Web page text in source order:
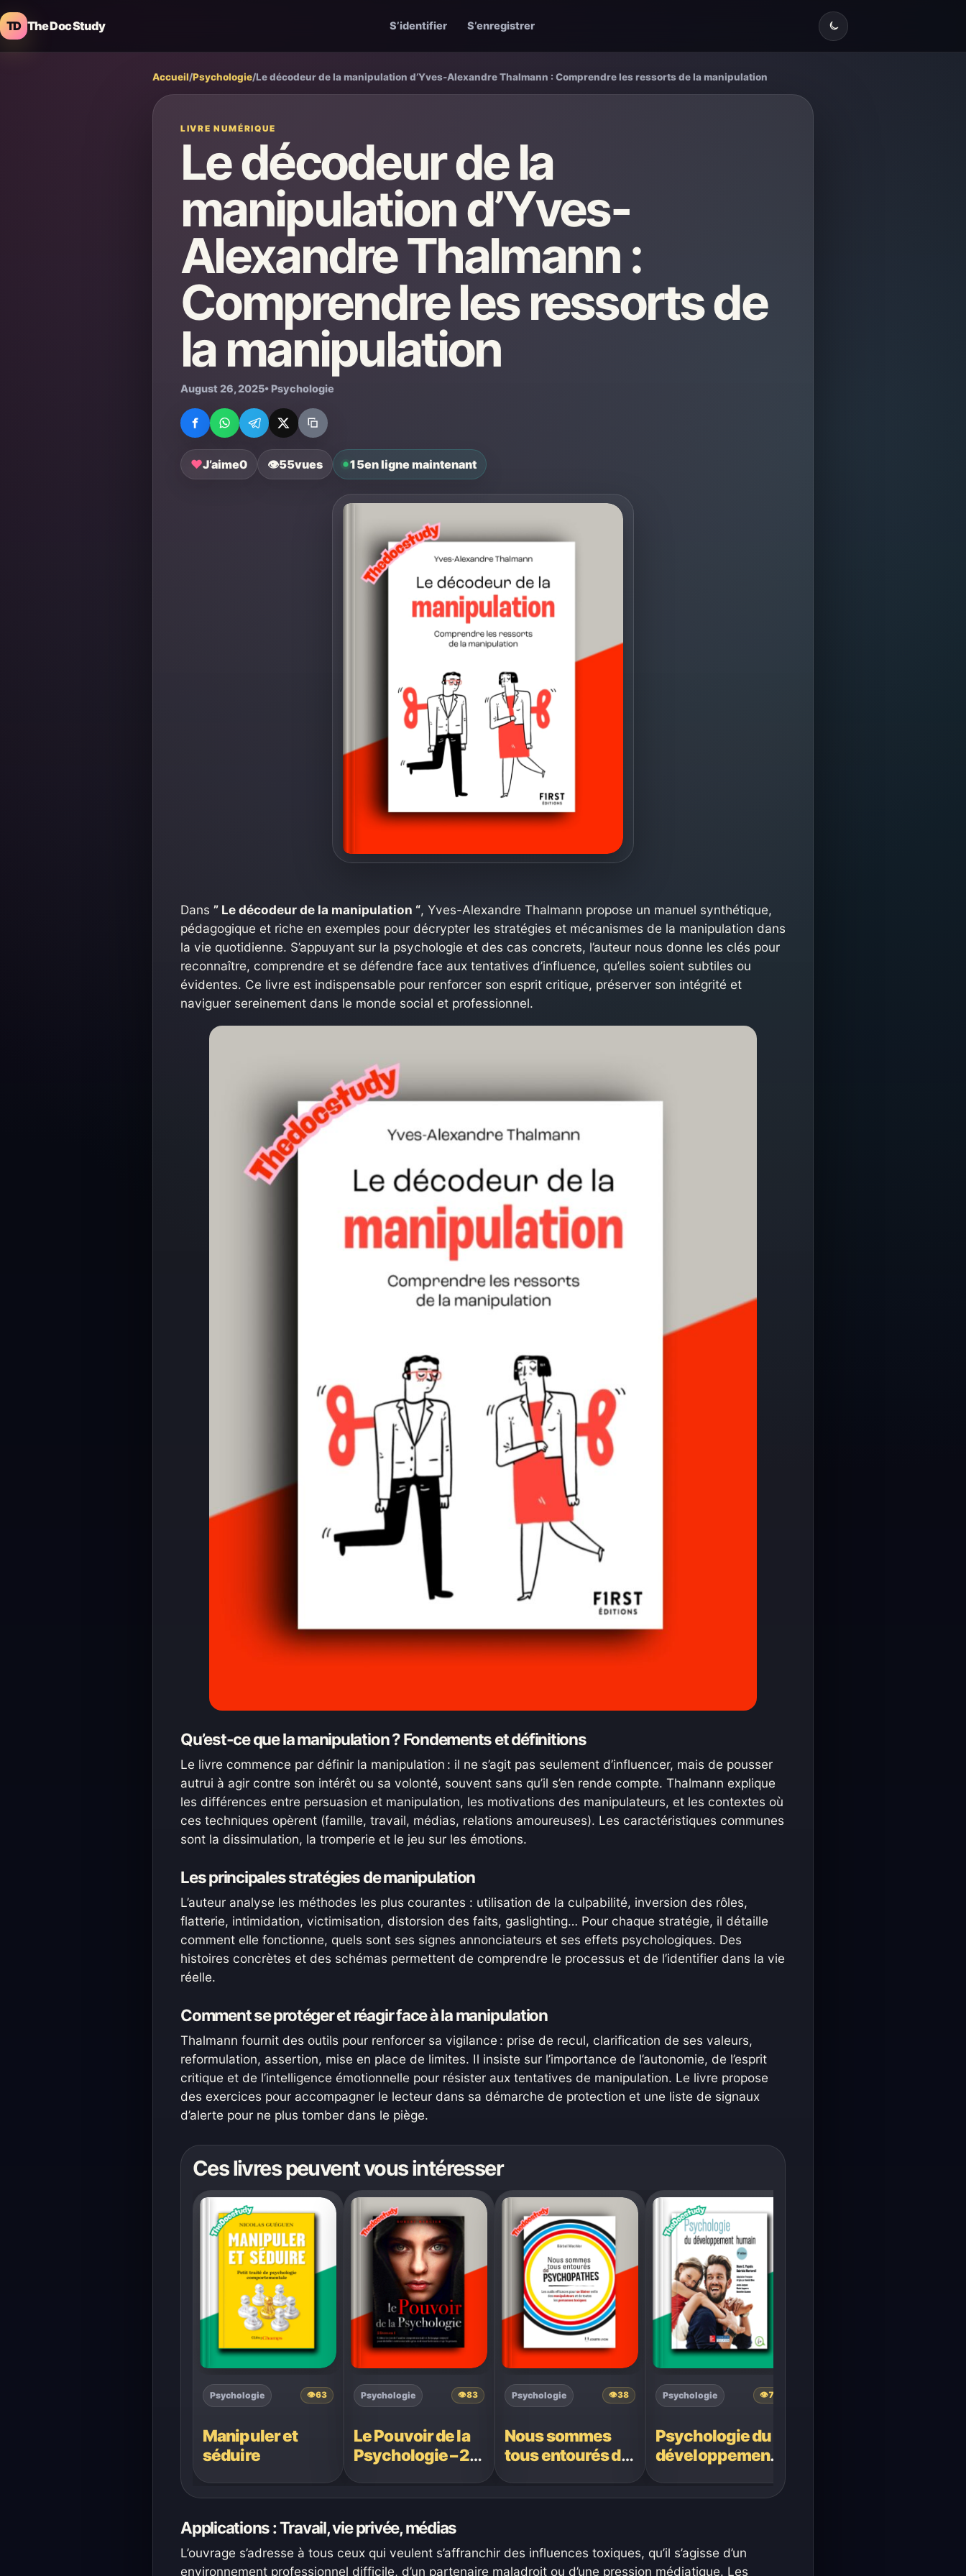
TD The Doc Study S’identifier S’enregistrer
Accueil/Psychologie/Le décodeur de la manipulation d’Yves-Alexandre Thalmann : Comprendre les ressorts de la manipulation
LIVRE NUMÉRIQUE
Le décodeur de la
manipulation d’Yves-
Alexandre Thalmann :
Comprendre les ressorts de
la manipulation
August 26, 2025• Psychologie
♥J’aime0 👁55vues 15en ligne maintenant
Dans ” Le décodeur de la manipulation “, Yves-Alexandre Thalmann propose un manuel synthétique,
pédagogique et riche en exemples pour décrypter les stratégies et mécanismes de la manipulation dans
la vie quotidienne. S’appuyant sur la psychologie et des cas concrets, l’auteur nous donne les clés pour
reconnaître, comprendre et se défendre face aux tentatives d’influence, qu’elles soient subtiles ou
évidentes. Ce livre est indispensable pour renforcer son esprit critique, préserver son intégrité et
naviguer sereinement dans le monde social et professionnel.
Qu’est-ce que la manipulation ? Fondements et définitions
Le livre commence par définir la manipulation : il ne s’agit pas seulement d’influencer, mais de pousser
autrui à agir contre son intérêt ou sa volonté, souvent sans qu’il s’en rende compte. Thalmann explique
les différences entre persuasion et manipulation, les motivations des manipulateurs, et les contextes où
ces techniques opèrent (famille, travail, médias, relations amoureuses). Les caractéristiques communes
sont la dissimulation, la tromperie et le jeu sur les émotions.
Les principales stratégies de manipulation
L’auteur analyse les méthodes les plus courantes : utilisation de la culpabilité, inversion des rôles,
flatterie, intimidation, victimisation, distorsion des faits, gaslighting… Pour chaque stratégie, il détaille
comment elle fonctionne, quels sont ses signes annonciateurs et ses effets psychologiques. Des
histoires concrètes et des schémas permettent de comprendre le processus et de l’identifier dans la vie
réelle.
Comment se protéger et réagir face à la manipulation
Thalmann fournit des outils pour renforcer sa vigilance : prise de recul, clarification de ses valeurs,
reformulation, assertion, mise en place de limites. Il insiste sur l’importance de l’autonomie, de l’esprit
critique et de l’intelligence émotionnelle pour résister aux tentatives de manipulation. Le livre propose
des exercices pour accompagner le lecteur dans sa démarche de protection et une liste de signaux
d’alerte pour ne plus tomber dans le piège.
Ces livres peuvent vous intéresser
Psychologie 👁63
Manipuler et
séduire
Psychologie 👁83
Le Pouvoir de la
Psychologie – 2
Psychologie 👁38
Nous sommes
tous entourés de
Bärbel Mechler
Psychologie 👁70
Psychologie du
développement
Papalia &
Applications : Travail, vie privée, médias
L’ouvrage s’adresse à tous ceux qui veulent s’affranchir des influences toxiques, qu’il s’agisse d’un
environnement professionnel difficile, d’un partenaire maladroit ou d’une pression médiatique. Les